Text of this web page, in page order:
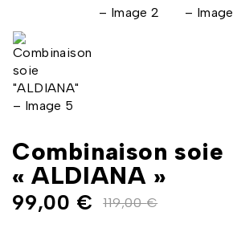
Combinaison soie
« ALDIANA »
119,00€
99,00 €